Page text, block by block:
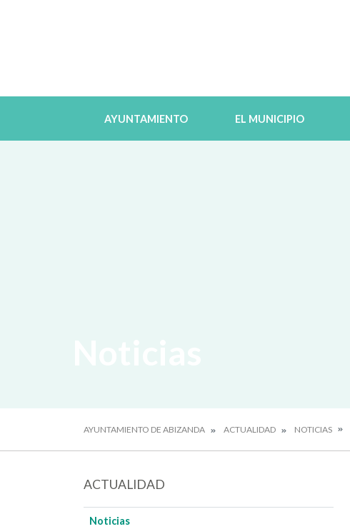
AYUNTAMIENTO EL MUNICIPIO
AYUNTAMIENTO DE ABIZANDA ACTUALIDAD NOTICIAS
ACTUALIDAD
Noticias